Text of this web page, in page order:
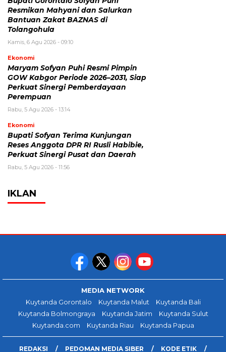
Resmikan Mahyani dan Salurkan
Bantuan Zakat BAZNAS di
Tolangohula
Kamis, 6 Agu 2026 - 09:10
Ekonomi
Maryam Sofyan Puhi Resmi Pimpin
GOW Kabgor Periode 2026–2031, Siap
Perkuat Sinergi Pemberdayaan
Perempuan
Rabu, 5 Agu 2026 - 13:14
Ekonomi
Bupati Sofyan Terima Kunjungan
Reses Anggota DPR RI Rusli Habibie,
Perkuat Sinergi Pusat dan Daerah
Rabu, 5 Agu 2026 - 11:56
IKLAN
MEDIA NETWORK
Kuytanda Gorontalo
Kuytanda Malut
Kuytanda Bali
Kuytanda Bolmongraya
Kuytanda Jatim
Kuytanda Sulut
Kuytanda.com
Kuytanda Riau Kuytanda Papua
REDAKSI PEDOMAN MEDIA SIBER KODE ETIK